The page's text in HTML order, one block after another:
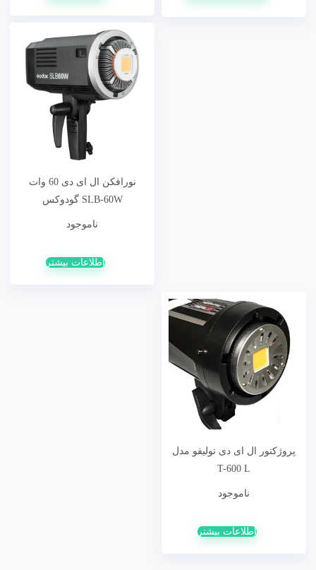
نورافکن ال ای دی 60 وات
SLB-60W گودوکس
ناموجود
اطلاعات بیشتر
پروژکتور ال ای دی تولیفو مدل
T-600 L
ناموجود
اطلاعات بیشتر